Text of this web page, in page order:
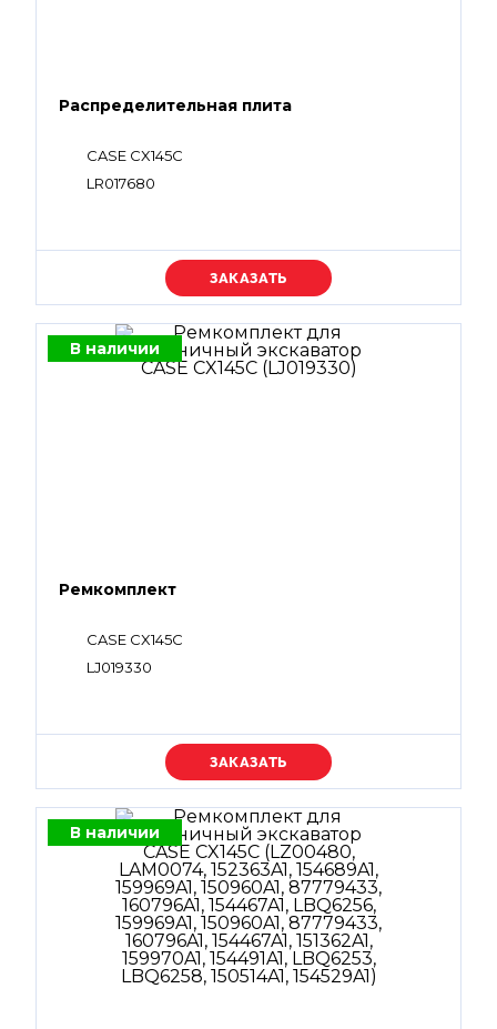
Распределительная плита
CASE CX145C
LR017680
Уточняйте цену
В наличии
Ремкомплект
CASE CX145C
LJ019330
Уточняйте цену
В наличии